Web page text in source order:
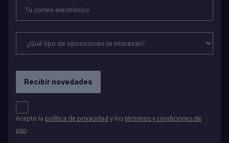
Acepto la política de privacidad y lostérminos y condiciones de
uso.